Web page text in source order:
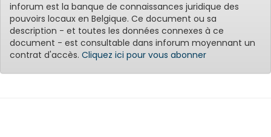
inforum est la banque de connaissances juridique des
pouvoirs locaux en Belgique. Ce document ou sa
description - et toutes les données connexes à ce
document - est consultable dans inforum moyennant un
contrat d'accès. Cliquez ici pour vous abonner